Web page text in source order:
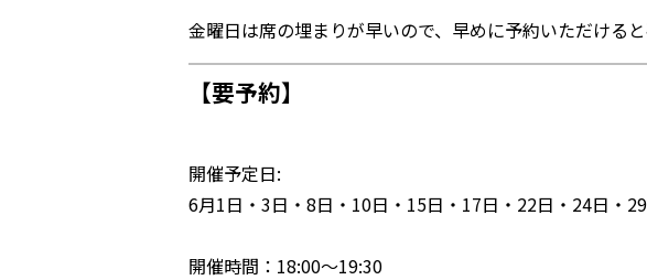
金曜日は席の埋まりが早いので、早めに予約いただけると
【要予約】
開催予定日:
6月1日・3日・8日・10日・15日・17日・22日・24日・
開催時間：18:00〜19:30